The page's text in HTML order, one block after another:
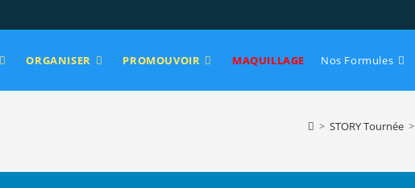
ORGANISER PROMOUVOIR MAQUILLAGE Nos Formules
> STORY Tournée >